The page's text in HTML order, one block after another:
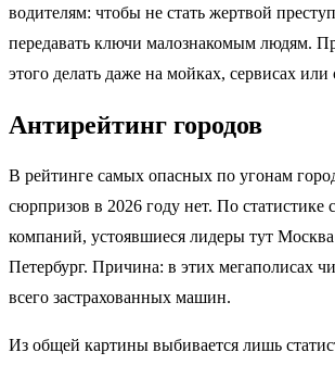
водителям: чтобы не стать жертвой
передавать ключи малознакомым людям.
этого делать даже на мойках, сервисах или
Антирейтинг городов
В рейтинге самых опасных по угонам
сюрпризов в 2026 году нет. По статистике
компаний, устоявшиеся лидеры тут
Петербург. Причина: в этих мегаполисах
всего застрахованных машин.
Из общей картины выбивается лишь